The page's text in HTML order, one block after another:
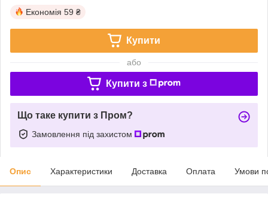
Економія 59 ₴
Купити
або
Купити з
Що таке купити з Пром?
Замовлення під захистом
Опис Характеристики Доставка Оплата Умови